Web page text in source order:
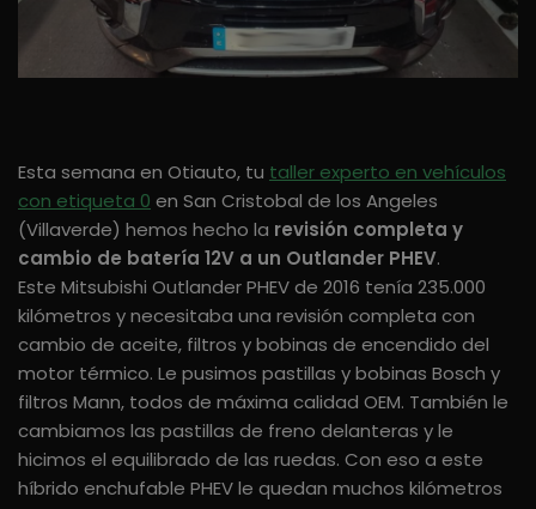
Esta semana en Otiauto, tu taller experto en vehículos
con etiqueta 0 en San Cristobal de los Angeles
(Villaverde) hemos hecho la revisión completa y
cambio de batería 12V a un Outlander PHEV.
Este Mitsubishi Outlander PHEV de 2016 tenía 235.000
kilómetros y necesitaba una revisión completa con
cambio de aceite, filtros y bobinas de encendido del
motor térmico. Le pusimos pastillas y bobinas Bosch y
filtros Mann, todos de máxima calidad OEM. También le
cambiamos las pastillas de freno delanteras y le
hicimos el equilibrado de las ruedas. Con eso a este
híbrido enchufable PHEV le quedan muchos kilómetros